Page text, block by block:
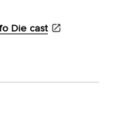
Die cast